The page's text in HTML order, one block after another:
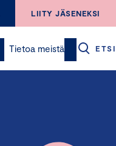
LIITY JÄSENEKSI
Tietoa meistä ETSI